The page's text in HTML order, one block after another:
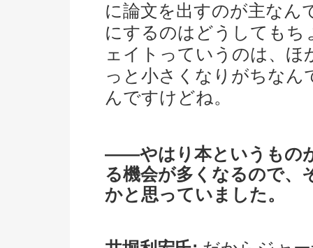
に論文を出すのが主なん
にするのはどうしてもち
ェイトっていうのは、ほ
っと小さくなりがちなん
んですけどね。
――やはり本というもの
る機会が多くなるので、
かと思っていました。